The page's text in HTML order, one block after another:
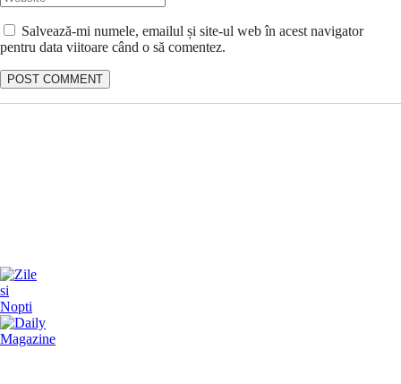
Salvează-mi numele, emailul și site-ul web în acest navigator
pentru data viitoare când o să comentez.